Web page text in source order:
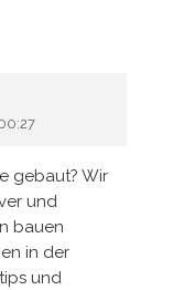
gebaut? Wir
und
bauen
in der
und